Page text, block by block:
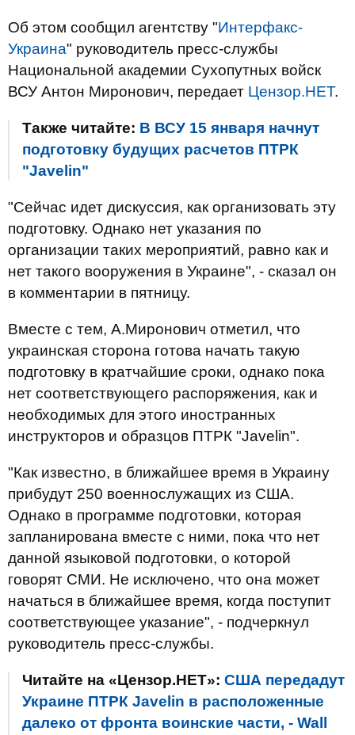
Об этом сообщил агентству "Интерфакс-
Украина" руководитель пресс-службы
Национальной академии Сухопутных войск
ВСУ Антон Миронович, передает Цензор.НЕТ.
Также читайте: В ВСУ 15 января начнут
подготовку будущих расчетов ПТРК
"Javelin"
"Сейчас идет дискуссия, как организовать эту
подготовку. Однако нет указания по
организации таких мероприятий, равно как и
нет такого вооружения в Украине", - сказал он
в комментарии в пятницу.
Вместе с тем, А.Миронович отметил, что
украинская сторона готова начать такую
подготовку в кратчайшие сроки, однако пока
нет соответствующего распоряжения, как и
необходимых для этого иностранных
инструкторов и образцов ПТРК "Javelin".
"Как известно, в ближайшее время в Украину
прибудут 250 военнослужащих из США.
Однако в программе подготовки, которая
запланирована вместе с ними, пока что нет
данной языковой подготовки, о которой
говорят СМИ. Не исключено, что она может
начаться в ближайшее время, когда поступит
соответствующее указание", - подчеркнул
руководитель пресс-службы.
Читайте на «Цензор.НЕТ»: США передадут
Украине ПТРК Javelin в расположенные
далеко от фронта воинские части, - Wall